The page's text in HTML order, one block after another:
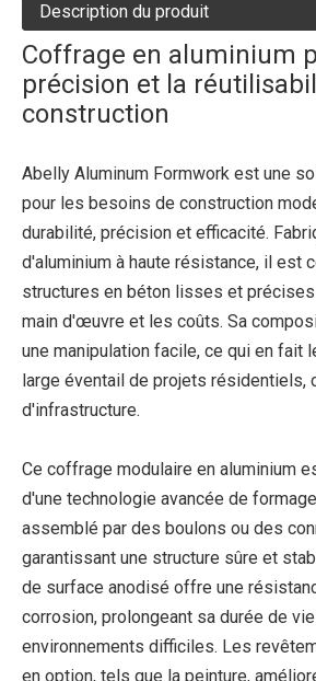
Description du produit
Coffrage en aluminium
précision et la
construction
Abelly Aluminum Formwork est une
pour les besoins de construction
durabilité, précision et efficacité.
d'aluminium à haute résistance, il est
structures en béton lisses et
main d'œuvre et les coûts. Sa
une manipulation facile, ce qui en fait
large éventail de projets résidentiels,
d'infrastructure.
Ce coffrage modulaire en aluminium
d'une technologie avancée de
assemblé par des boulons ou des
garantissant une structure sûre et
de surface anodisé offre une
corrosion, prolongeant sa durée de
environnements difficiles. Les
en option, tels que la peinture,